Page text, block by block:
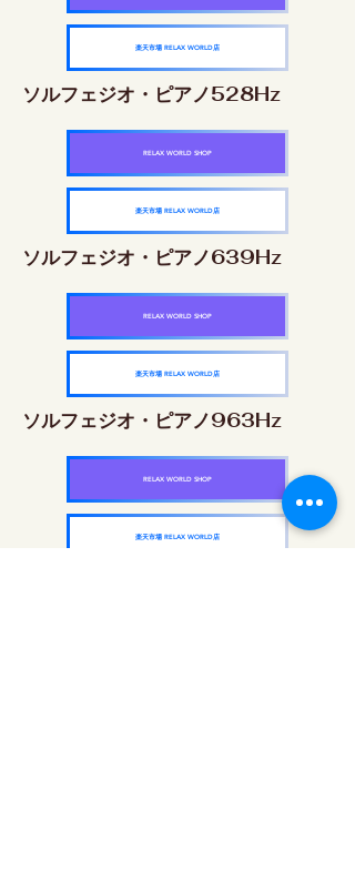
楽天市場 RELAX WORLD店
ソルフェジオ・ピアノ528Hz
RELAX WORLD SHOP
楽天市場 RELAX WORLD店
ソルフェジオ・ピアノ639Hz
RELAX WORLD SHOP
楽天市場 RELAX WORLD店
ソルフェジオ・ピアノ963Hz
RELAX WORLD SHOP
楽天市場 RELAX WORLD店